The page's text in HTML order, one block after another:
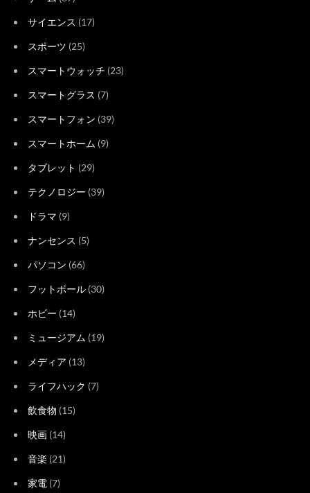
サイエンス (17)
スポーツ (25)
スマートウォッチ (23)
スマートグラス (7)
スマートフォン (39)
スマートホーム (9)
タブレット (29)
テクノロジー (39)
ドラマ (9)
ナンセンス (5)
パソコン (66)
フットボール (30)
ホビー (14)
ミュージアム (19)
メディア (13)
ライフハック (7)
飲食物 (15)
映画 (14)
音楽 (21)
家電 (7)